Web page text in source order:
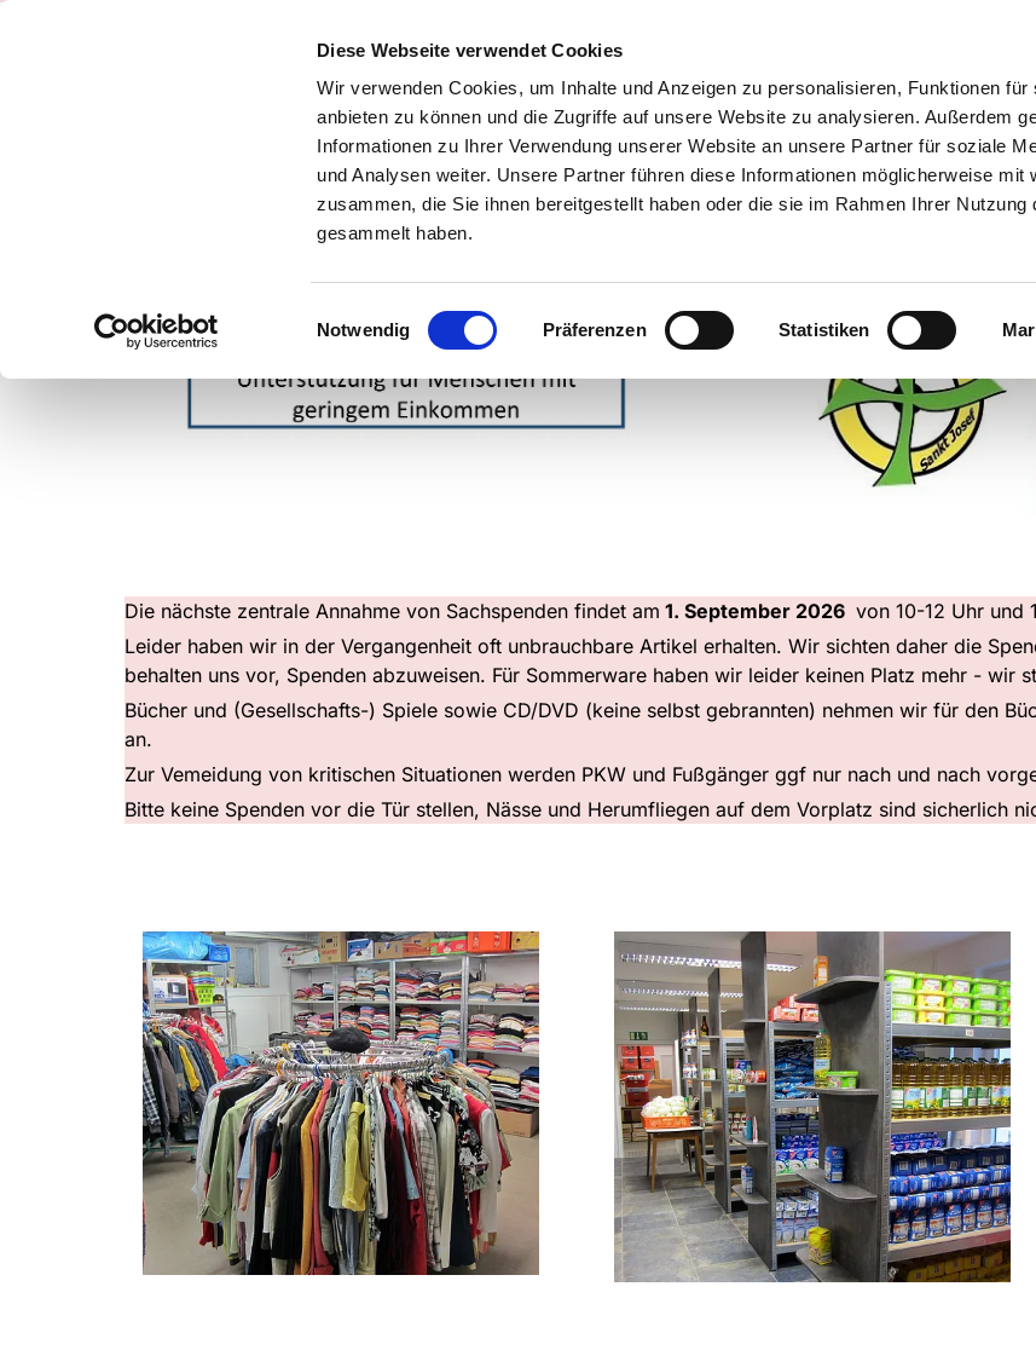
Diese Webseite verwendet Cookies
Wir verwenden Cookies, um Inhalte und Anzeigen zu personalisieren, Funktionen für
anbieten zu können und die Zugriffe auf unsere Website zu analysieren. Außerdem
Informationen zu Ihrer Verwendung unserer Website an unsere Partner für soziale
und Analysen weiter. Unsere Partner führen diese Informationen möglicherweise mit
zusammen, die Sie ihnen bereitgestellt haben oder die sie im Rahmen Ihrer Nutzung
gesammelt haben.
Einwilligungsauswahl
Notwendig Präferenzen Statistiken
WAS IST DER LADEN ? AKTUELLES/TERMINE DIE KUNDEN/AUSWEISE
LOGISTIK/ORGANISATION
SONDERAKTIONEN
Die nächste zentrale Annahme von Sachspenden findet am 1. September 2026 von 10-12 Uhr und
Leider haben wir in der Vergangenheit oft unbrauchbare Artikel erhalten. Wir sichten daher die
behalten uns vor, Spenden abzuweisen. Für Sommerware haben wir leider keinen Platz mehr - wir
Bücher und (Gesellschafts-) Spiele sowie CD/DVD (keine selbst gebrannten) nehmen wir für den
an.
Zur Vemeidung von kritischen Situationen werden PKW und Fußgänger ggf nur nach und nach
Bitte keine Spenden vor die Tür stellen, Nässe und Herumfliegen auf dem Vorplatz sind sicherlich